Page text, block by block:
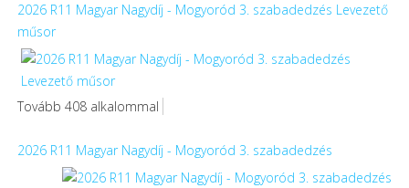
2026 R11 Magyar Nagydíj - Mogyoród 3. szabadedzés Levezető
műsor
Tovább 408 alkalommal
2026 R11 Magyar Nagydíj - Mogyoród 3. szabadedzés